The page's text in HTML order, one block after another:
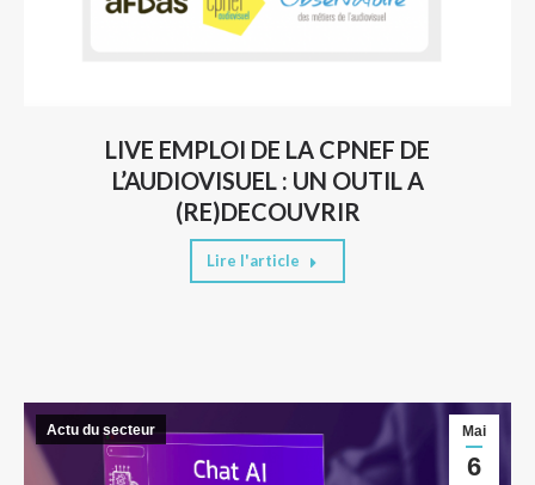
LIVE EMPLOI DE LA CPNEF DE
L’AUDIOVISUEL : UN OUTIL A
(RE)DECOUVRIR
Lire l'article
Mai
6
Actu du secteur